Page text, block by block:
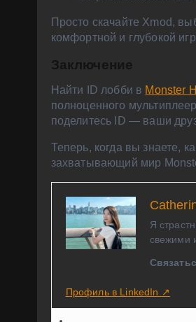
Просто скачайте Xmod,
комфортной и глубокой
Заключение
Найти ID лобби в Monster
полноценного
поделитесь ID — ваши
Теперь, когда вы знаете,
захватывающий мир
Я
свежими
Профиль в LinkedIn ↗